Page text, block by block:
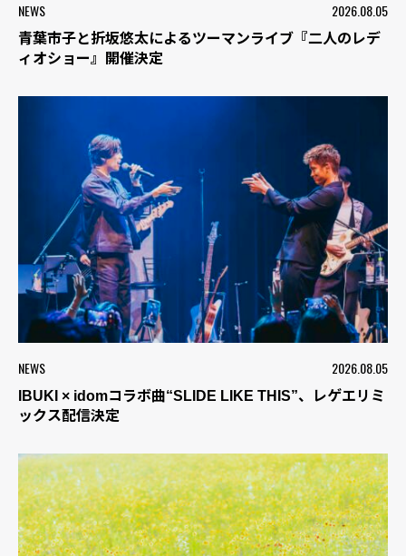
NEWS 2026.08.05
青葉市子と折坂悠太によるツーマンライブ『二人のレデ
ィオショー』開催決定
NEWS 2026.08.05
IBUKI × idomコラボ曲“SLIDE LIKE THIS”、レゲエリミ
ックス配信決定